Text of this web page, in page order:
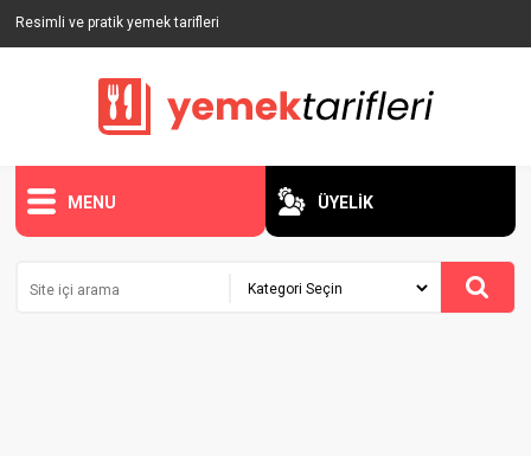
Resimli ve pratik yemek tarifleri
MENU ÜYELİK